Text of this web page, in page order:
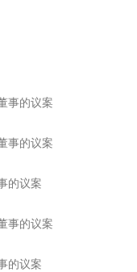
事的议案
事的议案
的议案
事的议案
的议案